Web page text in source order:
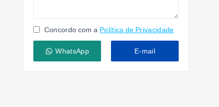
Concordo com a Política de Privacidade
WhatsApp E-mail